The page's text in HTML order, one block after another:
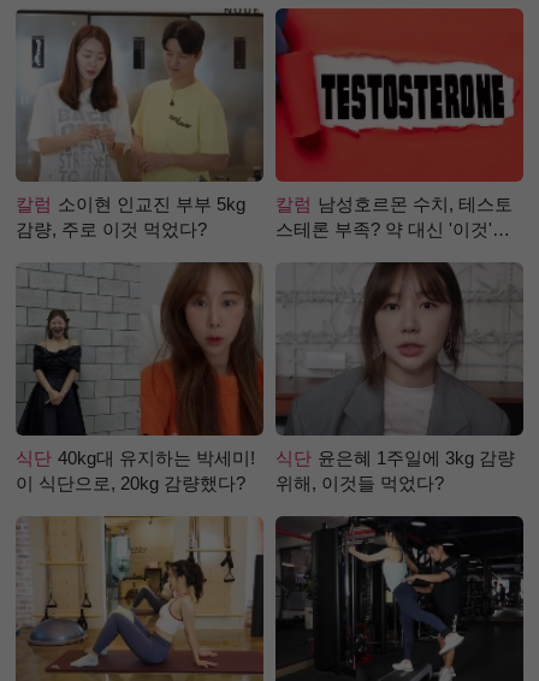
칼럼 소이현 인교진 부부 5kg
감량, 주로 이것 먹었다?
칼럼 남성호르몬 수치, 테스토
스테론 부족? 약 대신 '이것'으
식단 40kg대 유지하는 박세미!
이 식단으로, 20kg 감량했다?
식단 윤은혜 1주일에 3kg 감량
위해, 이것들 먹었다?